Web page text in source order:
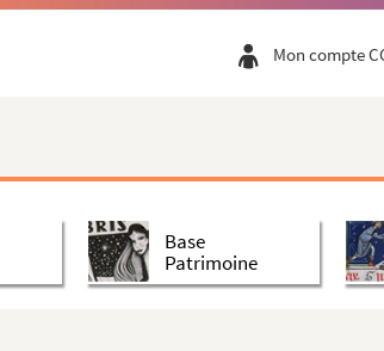
Mon compte
Base
Patrimoine